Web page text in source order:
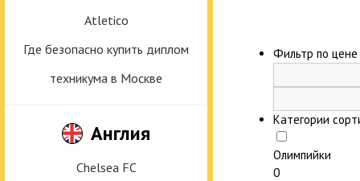
Atletico
Где безопасно купить диплом
техникума в Москве
Англия
Chelsea FC
Фильтр по цене
Категории
Олимпийки
0